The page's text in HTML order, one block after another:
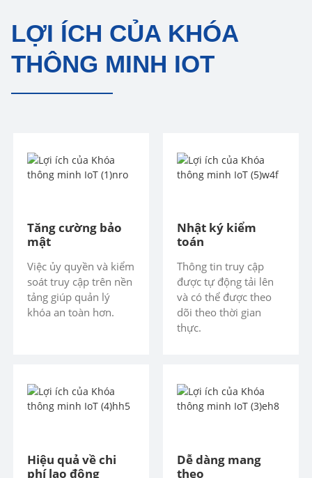
LỢI ÍCH CỦA KHÓA
THÔNG MINH IOT
Tăng cường bảo
mật
Việc ủy ​​quyền và kiểm
soát truy cập trên nền
tảng giúp quản lý
khóa an toàn hơn.
Nhật ký kiểm
toán
Thông tin truy cập
được tự động tải lên
và có thể được theo
dõi theo thời gian
thực.
Hiệu quả về chi
phí lao động
Dễ dàng mang
theo